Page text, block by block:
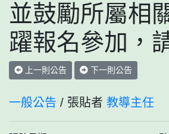
並鼓勵所屬相
躍報名參加，
上一則公告 下一則公告
一般公告 / 張貼者 教導主任